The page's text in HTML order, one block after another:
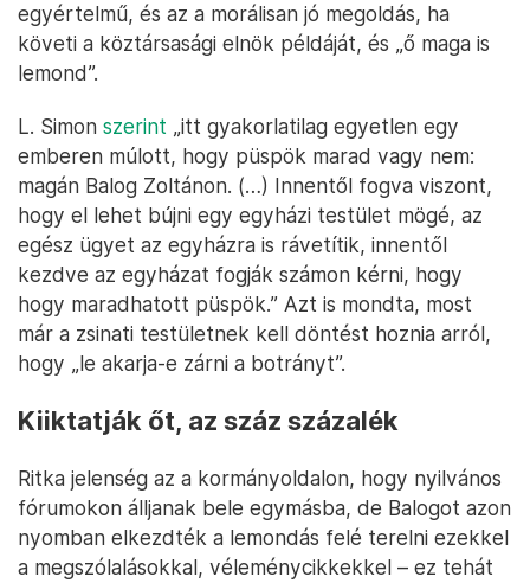
egyértelmű, és az a morálisan jó megoldás, ha
követi a köztársasági elnök példáját, és „ő maga is
lemond”.
L. Simon szerint „itt gyakorlatilag egyetlen egy
emberen múlott, hogy püspök marad vagy nem:
magán Balog Zoltánon. (…) Innentől fogva viszont,
hogy el lehet bújni egy egyházi testület mögé, az
egész ügyet az egyházra is rávetítik, innentől
kezdve az egyházat fogják számon kérni, hogy
hogy maradhatott püspök.” Azt is mondta, most
már a zsinati testületnek kell döntést hoznia arról,
hogy „le akarja-e zárni a botrányt”.
Kiiktatják őt, az száz százalék
Ritka jelenség az a kormányoldalon, hogy nyilvános
fórumokon álljanak bele egymásba, de Balogot azon
nyomban elkezdték a lemondás felé terelni ezekkel
a megszólalásokkal, véleménycikkekkel – ez tehát